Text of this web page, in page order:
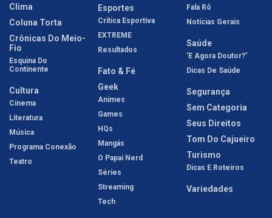
Clima
Coluna Torta
Crônicas Do Meio-
Fio
Esquina Do
Continente
Cultura
Cinema
Literatura
Música
Programa Conexão
Teatro
Esportes
Crítica Esportiva
EXTREME
Resultados
Fato & Fé
Geek
Animes
Games
HQs
Mangás
O Papai Nerd
Séries
Streaming
Tech
Fala Rô
Notícias Gerais
Saúde
'E Agora Doutor?'
Dicas De Saúde
Segurança
Sem Categoria
Seus Direitos
Tom Do Cajueiro
Turismo
Dicas E Roteiros
Variedades